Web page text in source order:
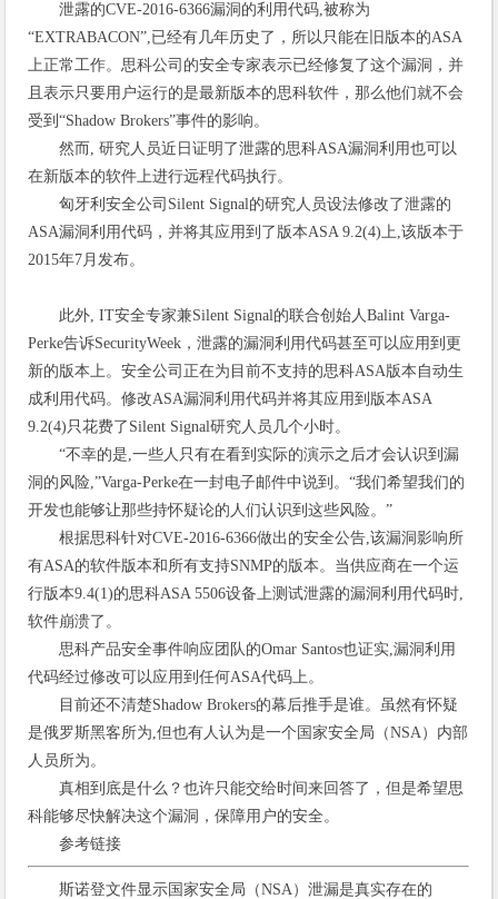
泄露的CVE-2016-6366漏洞的利用代码,被称为
“EXTRABACON”,已经有几年历史了，所以只能在旧版本的ASA
上正常工作。思科公司的安全专家表示已经修复了这个漏洞，并
且表示只要用户运行的是最新版本的思科软件，那么他们就不会
受到“Shadow Brokers”事件的影响。
然而, 研究人员近日证明了泄露的思科ASA漏洞利用也可以
在新版本的软件上进行远程代码执行。
匈牙利安全公司Silent Signal的研究人员设法修改了泄露的
ASA漏洞利用代码，并将其应用到了版本ASA 9.2(4)上,该版本于
2015年7月发布。
此外, IT安全专家兼Silent Signal的联合创始人Balint Varga-
Perke告诉SecurityWeek，泄露的漏洞利用代码甚至可以应用到更
新的版本上。安全公司正在为目前不支持的思科ASA版本自动生
成利用代码。修改ASA漏洞利用代码并将其应用到版本ASA
9.2(4)只花费了Silent Signal研究人员几个小时。
“不幸的是,一些人只有在看到实际的演示之后才会认识到漏
洞的风险,”Varga-Perke在一封电子邮件中说到。“我们希望我们的
开发也能够让那些持怀疑论的人们认识到这些风险。”
根据思科针对CVE-2016-6366做出的安全公告,该漏洞影响所
有ASA的软件版本和所有支持SNMP的版本。当供应商在一个运
行版本9.4(1)的思科ASA 5506设备上测试泄露的漏洞利用代码时,
软件崩溃了。
思科产品安全事件响应团队的Omar Santos也证实,漏洞利用
代码经过修改可以应用到任何ASA代码上。
目前还不清楚Shadow Brokers的幕后推手是谁。虽然有怀疑
是俄罗斯黑客所为,但也有人认为是一个国家安全局（NSA）内部
人员所为。
真相到底是什么？也许只能交给时间来回答了，但是希望思
科能够尽快解决这个漏洞，保障用户的安全。
参考链接
斯诺登文件显示国家安全局（NSA）泄漏是真实存在的